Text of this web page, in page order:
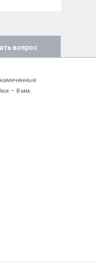
вопрос
– 8 мм.